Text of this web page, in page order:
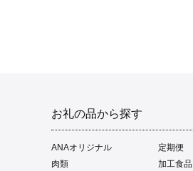
お礼の品から探す
ANAオリジナル 定期便
肉類
加工食品